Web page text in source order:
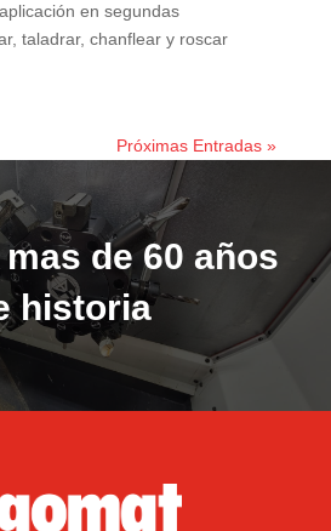
en segundas
taladrar, chanflear y roscar
Próximas Entradas »
de 60 años
historia